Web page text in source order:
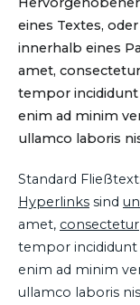
eines Textes,
innerhalb eines
amet,
tempor incididunt
enim ad minim
ullamco laboris
Standard
Hyperlinks sind
amet, consectetur
tempor incididunt
enim ad minim
ullamco laboris